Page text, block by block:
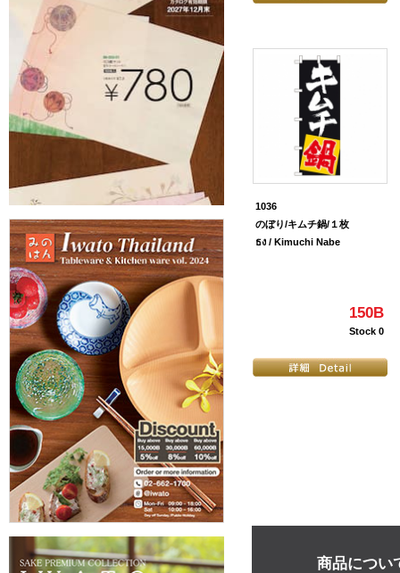
1036
のぼり/キムチ鍋/１枚
ธง / Kimuchi Nabe
150B
Stock 0
商品につい